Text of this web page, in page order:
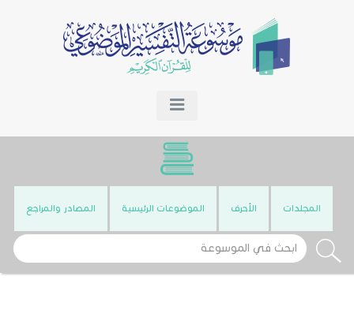
المجلدات الأحرف الموضوعات الرئيسية المصادر والمراجع